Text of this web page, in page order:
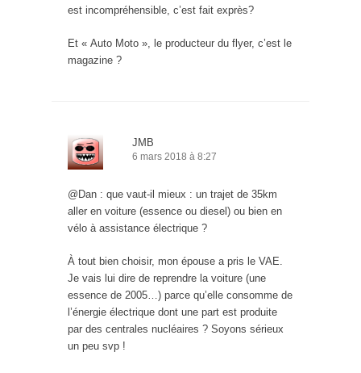
est incompréhensible, c’est fait exprès?
Et « Auto Moto », le producteur du flyer, c’est le
magazine ?
JMB
6 mars 2018 à 8:27
@Dan : que vaut-il mieux : un trajet de 35km
aller en voiture (essence ou diesel) ou bien en
vélo à assistance électrique ?
À tout bien choisir, mon épouse a pris le VAE.
Je vais lui dire de reprendre la voiture (une
essence de 2005…) parce qu’elle consomme de
l’énergie électrique dont une part est produite
par des centrales nucléaires ? Soyons sérieux
un peu svp !